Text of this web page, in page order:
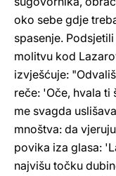
oko sebe gdje
spasenje.
molitvu kod
izvješćuje:
reče: 'Oče, hvala ti
me svagda
mnoštva: da
povika iza glasa:
najvišu točku